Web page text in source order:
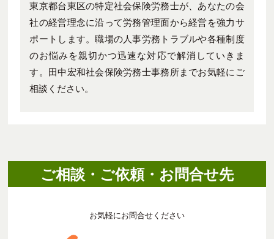
東京都台東区の特定社会保険労務士が、あなたの会
社の経営理念に沿って労務管理面から経営を強力サ
ポートします。職場の人事労務トラブルや各種制度
のお悩みを親切かつ迅速な対応で解消していきま
す。田中宏和社会保険労務士事務所までお気軽にご
相談ください。
ご相談・ご依頼・お問合せ先
お気軽にお問合せください